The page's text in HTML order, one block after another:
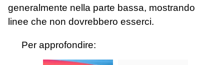
generalmente nella parte bassa, mostrando
linee che non dovrebbero esserci.
Per approfondire: